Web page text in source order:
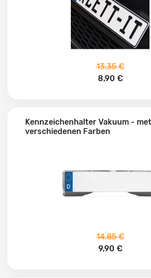
13,35 €
8,90 €
Kennzeichenhalter Vakuum -
verschiedenen Farben
14,85 €
9,90 €